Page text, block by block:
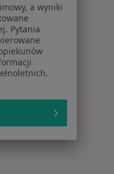
a wyniki
Pytania